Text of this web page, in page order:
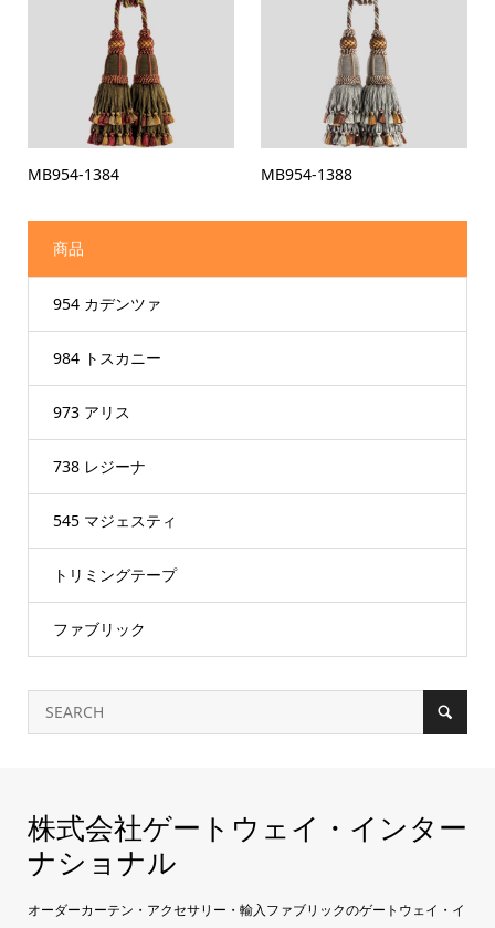
MB954-1384 MB954-1388
商品
954 カデンツァ
984 トスカニー
973 アリス
738 レジーナ
545 マジェスティ
トリミングテープ
ファブリック
株式会社ゲートウェイ・インター
ナショナル
オーダーカーテン・アクセサリー・輸入ファブリックのゲートウェイ・イ